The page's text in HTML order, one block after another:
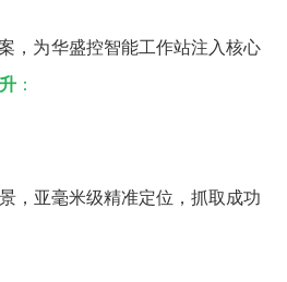
，为华盛控智能工作站注入核心
：
，亚毫米级精准定位，抓取成功